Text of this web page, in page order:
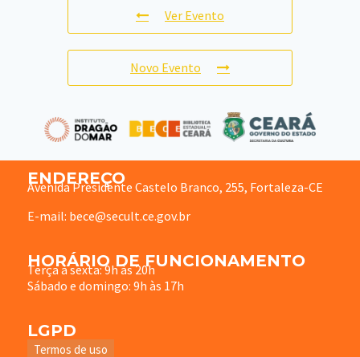
Ver Evento
Novo Evento
ENDEREÇO
Avenida Presidente Castelo Branco, 255, Fortaleza-CE
E-mail: bece@secult.ce.gov.br
HORÁRIO DE FUNCIONAMENTO
Terça à sexta: 9h às 20h
Sábado e domingo: 9h às 17h
LGPD
Termos de uso